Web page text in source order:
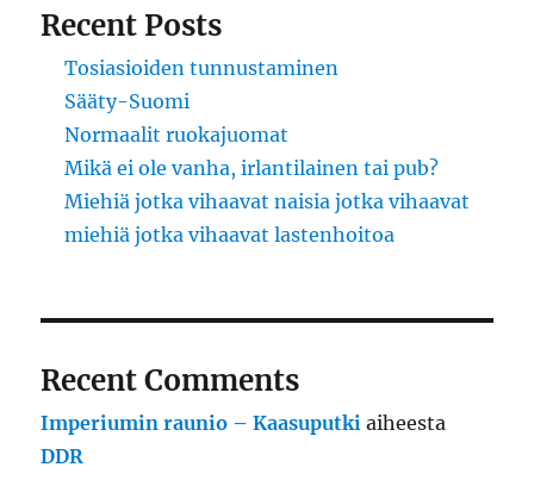
Recent Posts
Tosiasioiden tunnustaminen
Sääty-Suomi
Normaalit ruokajuomat
Mikä ei ole vanha, irlantilainen tai pub?
Miehiä jotka vihaavat naisia jotka vihaavat
miehiä jotka vihaavat lastenhoitoa
Recent Comments
Imperiumin raunio – Kaasuputki aiheesta
DDR